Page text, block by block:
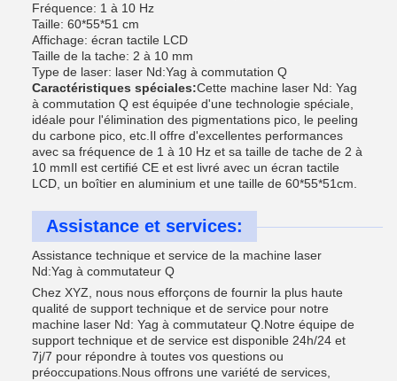
Fréquence: 1 à 10 Hz
Taille: 60*55*51 cm
Affichage: écran tactile LCD
Taille de la tache: 2 à 10 mm
Type de laser: laser Nd:Yag à commutation Q
Caractéristiques spéciales:Cette machine laser Nd: Yag
à commutation Q est équipée d'une technologie spéciale,
idéale pour l'élimination des pigmentations pico, le peeling
du carbone pico, etc.Il offre d'excellentes performances
avec sa fréquence de 1 à 10 Hz et sa taille de tache de 2 à
10 mmIl est certifié CE et est livré avec un écran tactile
LCD, un boîtier en aluminium et une taille de 60*55*51cm.
Assistance et services:
Assistance technique et service de la machine laser
Nd:Yag à commutateur Q
Chez XYZ, nous nous efforçons de fournir la plus haute
qualité de support technique et de service pour notre
machine laser Nd: Yag à commutateur Q.Notre équipe de
support technique et de service est disponible 24h/24 et
7j/7 pour répondre à toutes vos questions ou
préoccupations.Nous offrons une variété de services,